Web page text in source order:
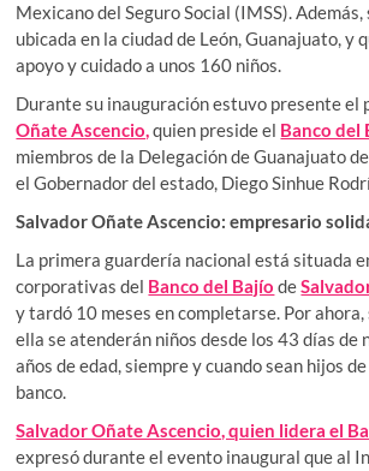
Mexicano del Seguro Social (IMSS). Además,
ubicada en la ciudad de León, Guanajuato, y
apoyo y cuidado a unos 160 niños.
Durante su inauguración estuvo presente el
Oñate Ascencio,quien preside el Banco del
miembros de la Delegación de Guanajuato
el Gobernador del estado, Diego Sinhue
Salvador Oñate Ascencio: empresario
La primera guardería nacional está situada
corporativas del Banco del Bajío de
y tardó 10 meses en completarse. Por ahora,
ella se atenderán niños desde los 43 días de
años de edad, siempre y cuando sean hijos
banco.
Salvador Oñate Ascencio, quien lidera el
expresó durante el evento inaugural que al